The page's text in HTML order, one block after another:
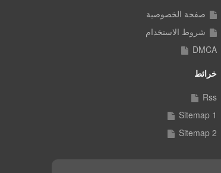
صفحة الخصوصية
شروط الاستخدام
DMCA
خرائط
Rss
Sitemap 1
Sitemap 2